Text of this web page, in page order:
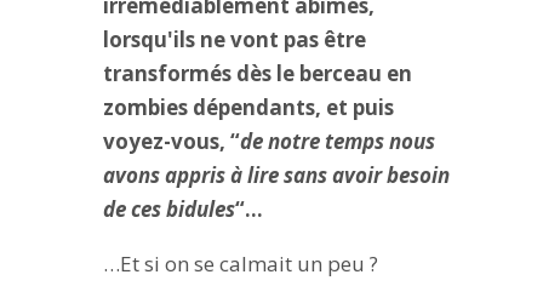
irrémédiablement abîmés,
lorsqu'ils ne vont pas être
transformés dès le berceau en
zombies dépendants, et puis
voyez-vous, “de notre temps nous
avons appris à lire sans avoir besoin
de ces bidules“…
…Et si on se calmait un peu ?